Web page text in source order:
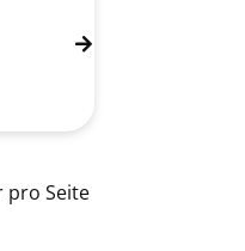
pro Seite